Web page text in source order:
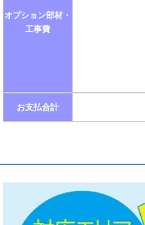
オプション部材・
工事費
お支払合計